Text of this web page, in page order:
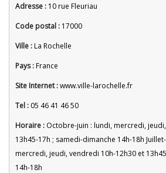
Adresse : 10 rue Fleuriau
Code postal : 17000
Ville :La Rochelle
Pays :France
Site Internet :www.ville-larochelle.fr
Tel : 05 46 41 46 50
Horaire : Octobre-juin : lundi, mercredi,
13h45-17h ; samedi-dimanche 14h-18h
mercredi, jeudi, vendredi 10h-12h30 et
14h-18h